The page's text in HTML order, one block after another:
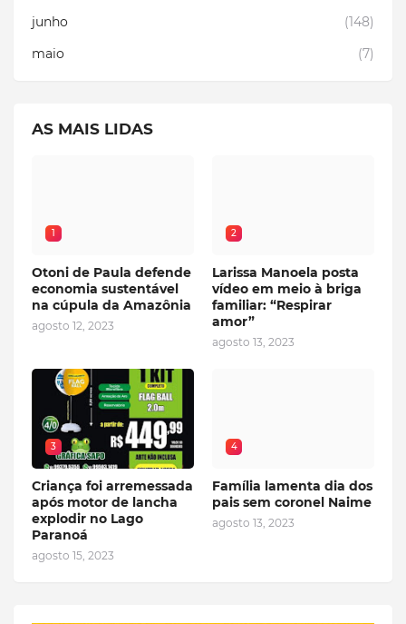
junho
(148)
maio
(7)
AS MAIS LIDAS
1
Otoni de Paula defende
economia sustentável
na cúpula da Amazônia
agosto 12, 2023
2
Larissa Manoela posta
vídeo em meio à briga
familiar: “Respirar
amor”
agosto 13, 2023
3
Criança foi arremessada
após motor de lancha
explodir no Lago
Paranoá
agosto 15, 2023
4
Família lamenta dia dos
pais sem coronel Naime
agosto 13, 2023